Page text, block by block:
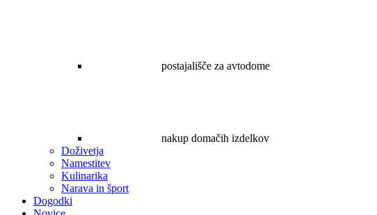
postajališče za avtodome
nakup domačih izdelkov
Doživetja
Namestitev
Kulinarika
Narava in šport
Dogodki